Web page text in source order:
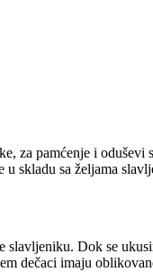
za pamćenje i oduševi
skladu sa željama
slavljeniku. Dok se
dečaci imaju